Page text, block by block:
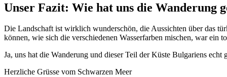
Unser Fazit: Wie hat uns die Wanderung
Die Landschaft ist wirklich wunderschön, die Aussichten über das
können, wie sich die verschiedenen Wasserfarben mischen, war ein
Ja, uns hat die Wanderung und dieser Teil der Küste Bulgariens echt
Herzliche Grüsse vom Schwarzen Meer